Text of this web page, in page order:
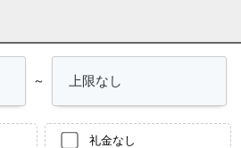
～
礼金なし